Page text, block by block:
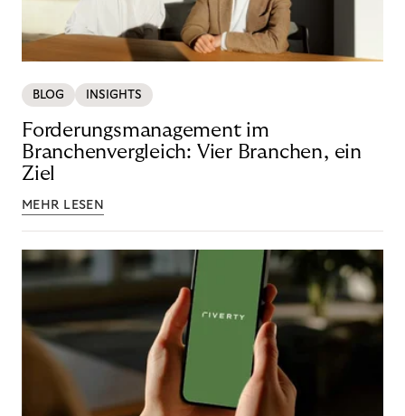
BLOG INSIGHTS
Forderungsmanagement im
Branchenvergleich: Vier Branchen, ein
Ziel
MEHR LESEN